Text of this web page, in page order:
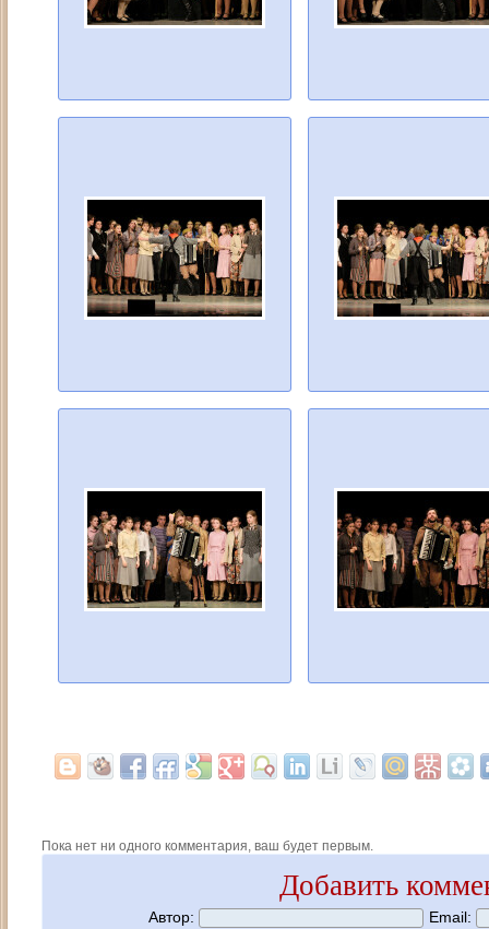
Пока нет ни одного комментария, ваш будет первым.
Добавить
Автор: Email: